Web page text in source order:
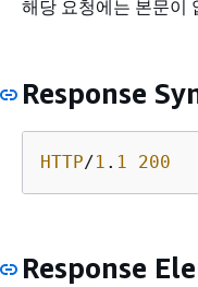
해당 요청에는 본문이
Response
HTTP/1 . 1 200
Response